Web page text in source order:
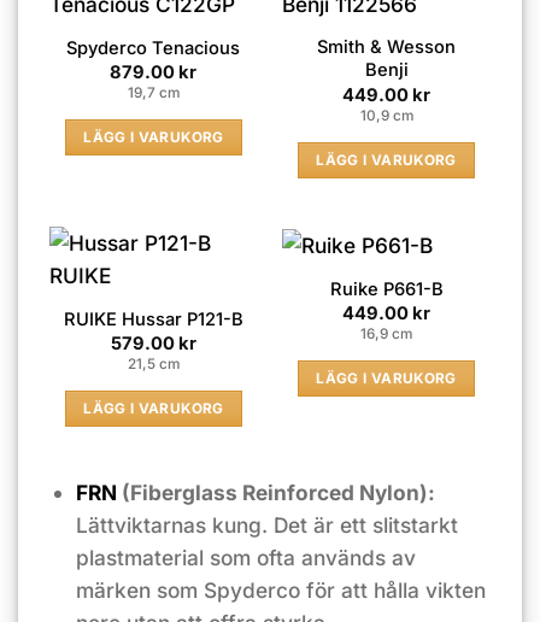
Spyderco Tenacious
879.00 kr
19,7 cm
LÄGG I VARUKORG
Smith & Wesson
Benji
449.00 kr
10,9 cm
LÄGG I VARUKORG
RUIKE Hussar P121-B
579.00 kr
21,5 cm
LÄGG I VARUKORG
Ruike P661-B
449.00 kr
16,9 cm
LÄGG I VARUKORG
FRN (Fiberglass Reinforced Nylon):
Lättviktarnas kung. Det är ett slitstarkt
plastmaterial som ofta används av
märken som Spyderco för att hålla vikten